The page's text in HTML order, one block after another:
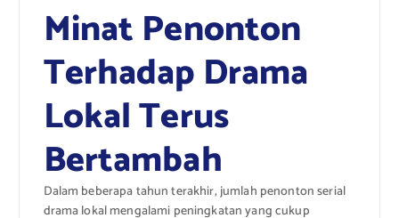
Minat Penonton
Terhadap Drama
Lokal Terus
Bertambah
Dalam beberapa tahun terakhir, jumlah penonton serial
drama lokal mengalami peningkatan yang cukup